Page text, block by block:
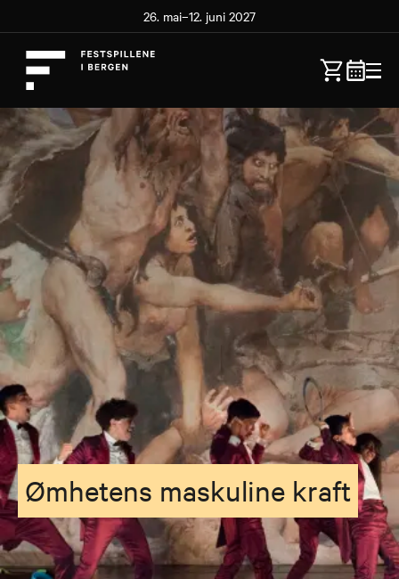
26. mai–12. juni 2027
Ømhetens maskuline kraft